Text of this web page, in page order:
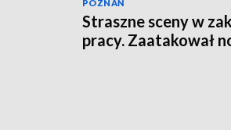
POZNAŃ
Straszne sceny w
pracy. Zaatakował